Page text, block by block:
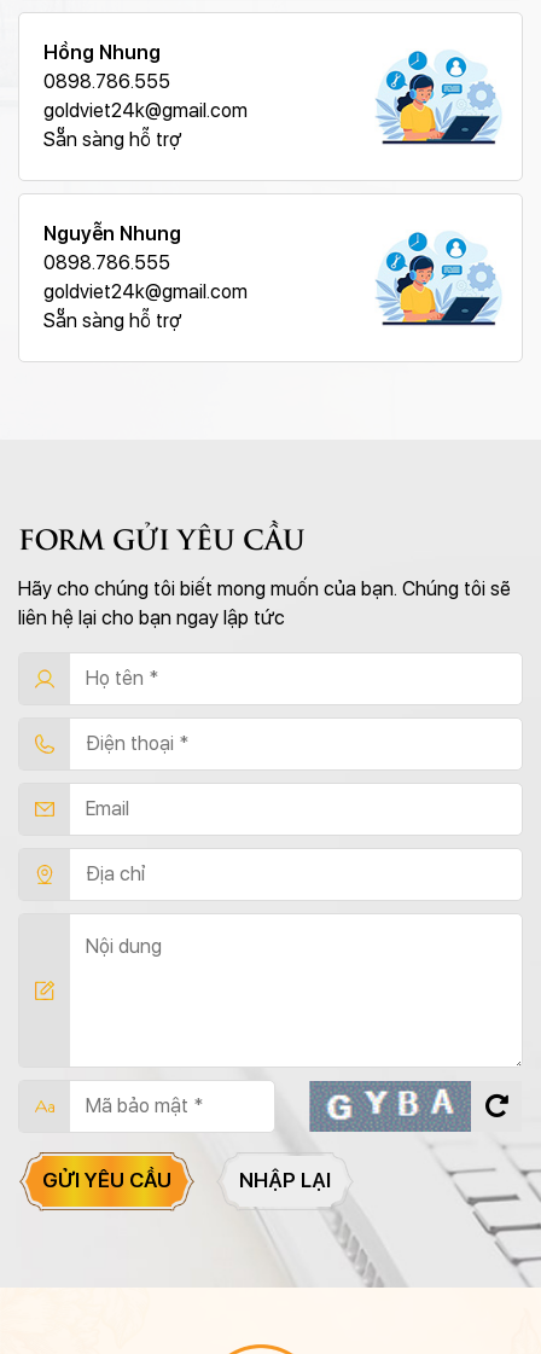
Hồng Nhung
0898.786.555
goldviet24k@gmail.com
Sẵn sàng hỗ trợ
Nguyễn Nhung
0898.786.555
goldviet24k@gmail.com
Sẵn sàng hỗ trợ
FORM GỬI YÊU CẦU
Hãy cho chúng tôi biết mong muốn của bạn. Chúng tôi sẽ
liên hệ lại cho bạn ngay lập tức
GỬI YÊU CẦU NHẬP LẠI